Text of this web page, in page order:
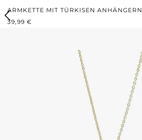
ARMKETTE MIT TÜRKISEN ANHÄNGERN
REGULÄRER PREIS:
39,99 €